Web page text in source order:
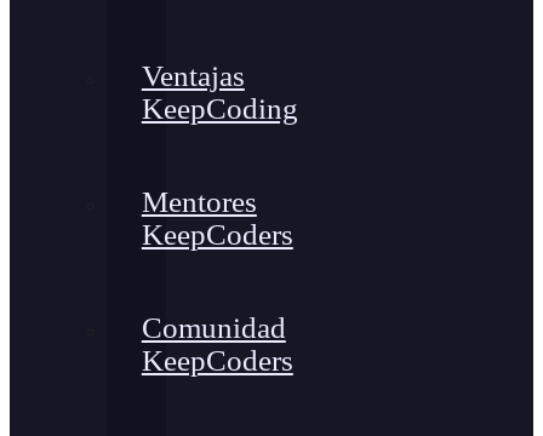
Ventajas
KeepCoding
Mentores
KeepCoders
Comunidad
KeepCoders